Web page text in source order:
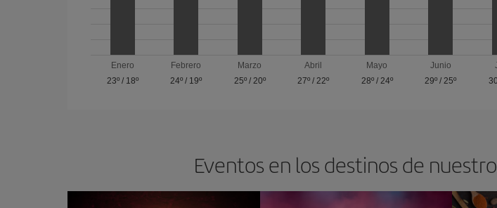
Enero
23º/ 18º
Febrero
24º / 19º
Marzo
25º/ 20º
Abril
27º /22º
Mayo
28º/ 24º
Junio
29º /25º
Eventos en los destinos de